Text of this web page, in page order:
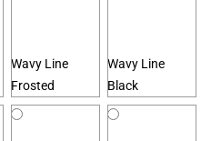
Wavy Line
Frosted
Wavy Line
Black